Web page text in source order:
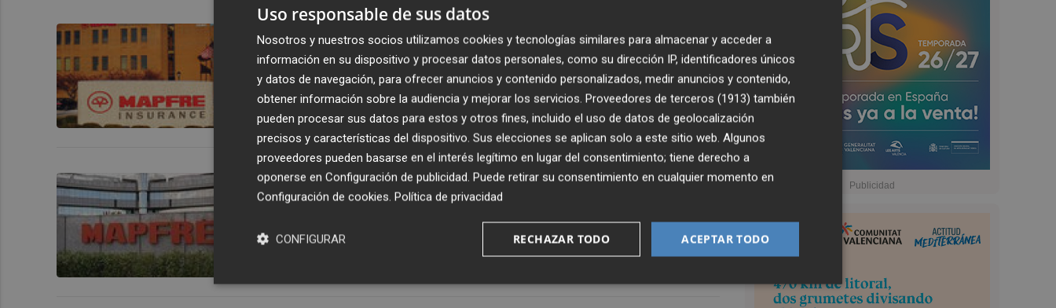
Mapfre pone una pica en... Estados Unidos
Mapfre redujo su beneficio un 17%
Uso responsable de sus datos
Nosotros y nuestros socios utilizamos cookies y tecnologías similares para almacenar y acceder a
información en su dispositivo y procesar datos personales, como su dirección IP, identificadores únicos
y datos de navegación, para ofrecer anuncios y contenido personalizados, medir anuncios y contenido,
obtener información sobre la audiencia y mejorar los servicios. Proveedores de terceros (1913) también
pueden procesar sus datos para estos y otros fines, incluido el uso de datos de geolocalización
precisos y características del dispositivo. Sus elecciones se aplican solo a este sitio web. Algunos
proveedores pueden basarse en el interés legítimo en lugar del consentimiento; tiene derecho a
oponerse en Configuración de publicidad. Puede retirar su consentimiento en cualquier momento en
Configuración de cookies. Política de privacidad
ACEPTAR TODO
RECHAZAR TODO
CONFIGURAR